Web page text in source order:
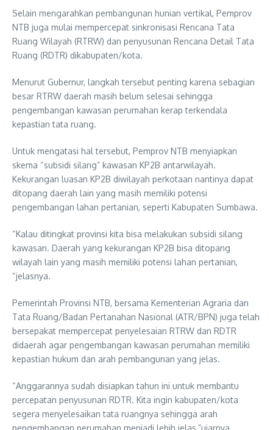
Selain mengarahkan pembangunan hunian vertikal, Pemprov
NTB juga mulai mempercepat sinkronisasi Rencana Tata
Ruang Wilayah (RTRW) dan penyusunan Rencana Detail Tata
Ruang (RDTR) dikabupaten/kota.
Menurut Gubernur, langkah tersebut penting karena sebagian
besar RTRW daerah masih belum selesai sehingga
pengembangan kawasan perumahan kerap terkendala
kepastian tata ruang.
Untuk mengatasi hal tersebut, Pemprov NTB menyiapkan
skema “subsidi silang” kawasan KP2B antarwilayah.
Kekurangan luasan KP2B diwilayah perkotaan nantinya dapat
ditopang daerah lain yang masih memiliki potensi
pengembangan lahan pertanian, seperti Kabupaten Sumbawa.
“Kalau ditingkat provinsi kita bisa melakukan subsidi silang
kawasan. Daerah yang kekurangan KP2B bisa ditopang
wilayah lain yang masih memiliki potensi lahan pertanian,
“jelasnya.
Pemerintah Provinsi NTB, bersama Kementerian Agraria dan
Tata Ruang/Badan Pertanahan Nasional (ATR/BPN) juga telah
bersepakat mempercepat penyelesaian RTRW dan RDTR
didaerah agar pengembangan kawasan perumahan memiliki
kepastian hukum dan arah pembangunan yang jelas.
“Anggarannya sudah disiapkan tahun ini untuk membantu
percepatan penyusunan RDTR. Kita ingin kabupaten/kota
segera menyelesaikan tata ruangnya sehingga arah
pengembangan perumahan menjadi lebih jelas,”ujarnya.